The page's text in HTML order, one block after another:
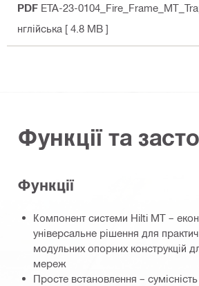
PDF ETA-23-
нглійська [ 4.8 MB ]
Функції та
Функції
Компонент системи Hilti MT –
універсальне рішення для
модульних опорних конструкцій
мереж
Просте встановлення –